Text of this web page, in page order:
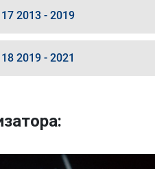
2013 - 2019
2019 - 2021